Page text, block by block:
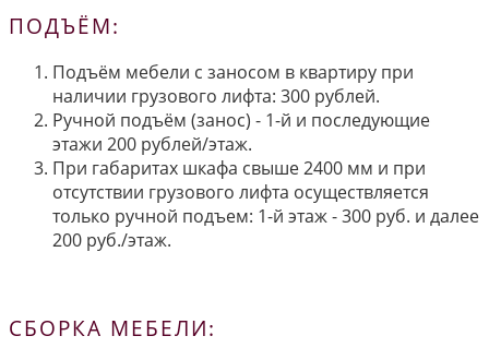
ПОДЪЁМ:
Подъём мебели с заносом в квартиру при
наличии грузового лифта: 300 рублей.
Ручной подъём (занос) - 1-й и последующие
этажи 200 рублей/этаж.
При габаритах шкафа свыше 2400 мм и при
отсутствии грузового лифта осуществляется
только ручной подъем: 1-й этаж - 300 руб. и далее
200 руб./этаж.
СБОРКА МЕБЕЛИ: